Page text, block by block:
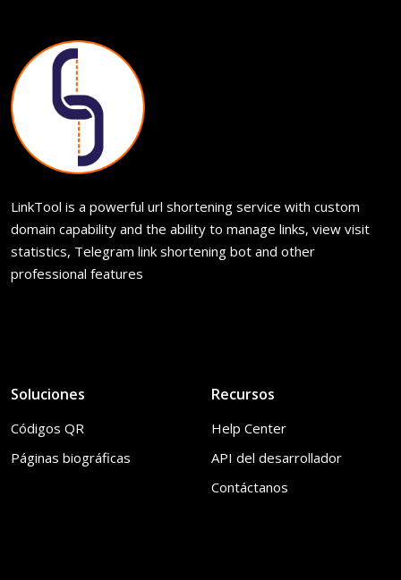
LinkTool is a powerful url shortening service with custom
domain capability and the ability to manage links, view visit
statistics, Telegram link shortening bot and other
professional features
Soluciones
Códigos QR
Páginas biográficas
Recursos
Help Center
API del desarrollador
Contáctanos